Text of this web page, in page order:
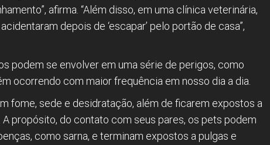
afirma. “Além disso, em uma clínica veterinária,
depois de ‘escapar’ pelo portão de casa”,
podem se envolver em uma série de perigos, como
ocorrendo com maior frequência em nosso dia a dia.
fome, sede e desidratação, além de ficarem expostos a
propósito, do contato com seus pares, os pets podem
como sarna, e terminam expostos a pulgas e